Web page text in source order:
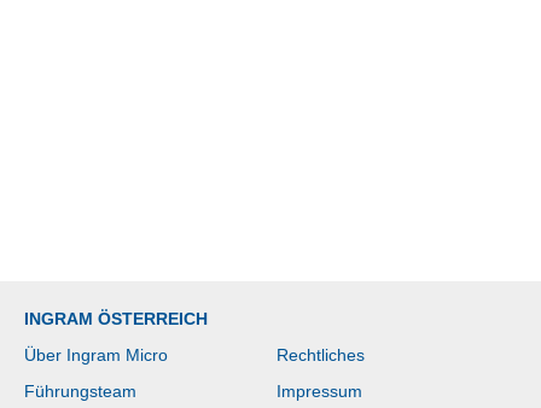
INGRAM ÖSTERREICH
Über Ingram Micro
Rechtliches
Führungsteam
Impressum